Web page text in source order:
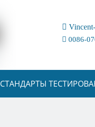

 0086-
СТАНДАРТЫ